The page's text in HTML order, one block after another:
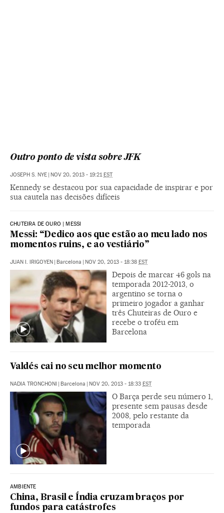
Outro ponto de vista sobre JFK
JOSEPH S. NYE NOV 20, 2013 - 19:21 EST
Kennedy se destacou por sua capacidade de inspirar e por
sua cautela nas decisões difíceis
CHUTEIRA DE OURO | MESSI
Messi: “Dedico aos que estão ao meu lado nos
momentos ruins, e ao vestiário”
JUAN I. IRIGOYEN Barcelona NOV 20, 2013 - 18:38 EST
Depois de marcar 46 gols na
temporada 2012-2013, o
argentino se torna o
primeiro jogador a ganhar
três Chuteiras de Ouro e
recebe o troféu em
Barcelona
Valdés cai no seu melhor momento
NADIA TRONCHONI Barcelona NOV 20, 2013 - 18:33 EST
O Barça perde seu número 1,
presente sem pausas desde
2008, pelo restante da
temporada
AMBIENTE
China, Brasil e Índia cruzam braços por
fundos para catástrofes